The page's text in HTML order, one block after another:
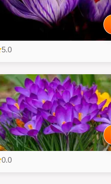
5.0
0.0